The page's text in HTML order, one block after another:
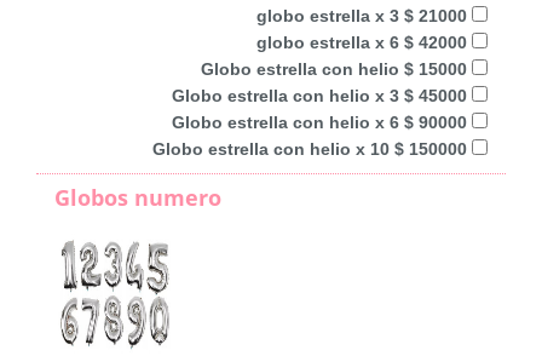
globo estrella x 3 $ 21000
globo estrella x 6 $ 42000
Globo estrella con helio $ 15000
Globo estrella con helio x 3 $ 45000
Globo estrella con helio x 6 $ 90000
Globo estrella con helio x 10 $ 150000
Globos numero